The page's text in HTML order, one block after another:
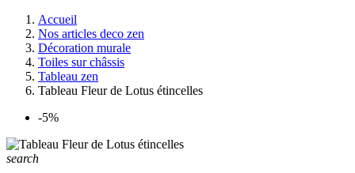
Accueil
Nos articles deco zen
Décoration murale
Toiles sur châssis
Tableau zen
Tableau Fleur de Lotus étincelles
-5%
search